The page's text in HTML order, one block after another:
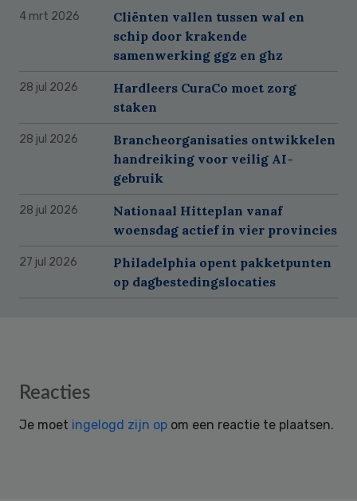
4 mrt 2026
Cliënten vallen tussen wal en
schip door krakende
samenwerking ggz en ghz
28 jul 2026
Hardleers CuraCo moet zorg
staken
28 jul 2026
Brancheorganisaties ontwikkelen
handreiking voor veilig AI-
gebruik
28 jul 2026
Nationaal Hitteplan vanaf
woensdag actief in vier provincies
27 jul 2026
Philadelphia opent pakketpunten
op dagbestedingslocaties
Reader
Reacties
Je moet ingelogd zijn op om een reactie te plaatsen.